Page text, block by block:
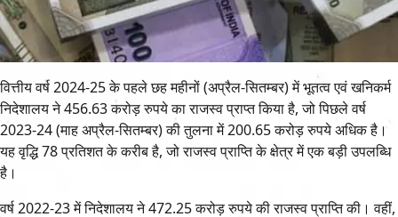
वित्तीय वर्ष 2024-25 के पहले छह महीनों (अप्रैल-सितम्बर) में भूतत्व एवं खनिकर्म
निदेशालय ने 456.63 करोड़ रुपये का राजस्व प्राप्त किया है, जो पिछले वर्ष
2023-24 (माह अप्रैल-सितम्बर) की तुलना में 200.65 करोड़ रुपये अधिक है।
यह वृद्धि 78 प्रतिशत के करीब है, जो राजस्व प्राप्ति के क्षेत्र में एक बड़ी उपलब्धि
है।
वर्ष 2022-23 में निदेशालय ने 472.25 करोड़ रुपये की राजस्व प्राप्ति की। वहीं,